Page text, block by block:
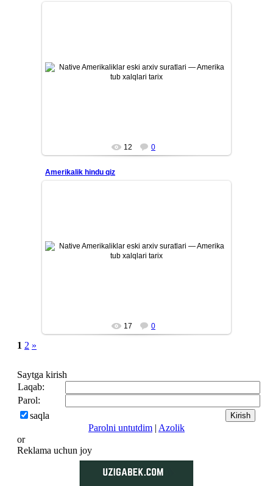
Amerika tub aholisi — Native Amerikaliklarning eski tarixiy
arxiv suratlari. Qadimiy qabilalar, ularning madaniyati, ...
12 0
Amerikalik hindu qiz
Amerika tub aholisi — Native Amerikaliklarning eski tarixiy
arxiv suratlari. Qadimiy qabilalar, ularning madaniyati, ...
17 0
1 2 »
Saytga kirish
Laqab:
Parol:
saqla
Parolni untutdim | Azolik
or
Reklama uchun joy